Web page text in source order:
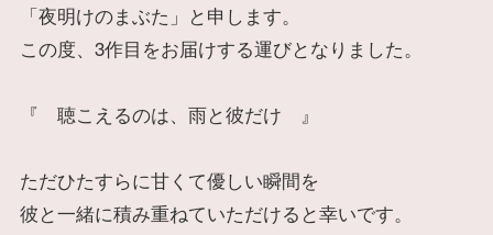
「夜明けのまぶた」と申します。
この度、3作目をお届けする運びとなりました。
『 聴こえるのは、雨と彼だけ 』
ただひたすらに甘くて優しい瞬間を
彼と一緒に積み重ねていただけると幸いです。